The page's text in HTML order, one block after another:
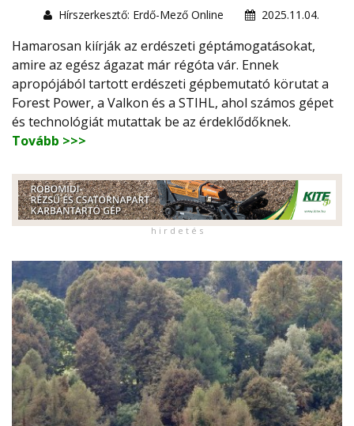
Hírszerkesztő: Erdő-Mező Online
2025.11.04.
Hamarosan kiírják az erdészeti géptámogatásokat,
amire az egész ágazat már régóta vár. Ennek
apropójából tartott erdészeti gépbemutató körutat a
Forest Power, a Valkon és a STIHL, ahol számos gépet
és technológiát mutattak be az érdeklődőknek.
Tovább >>>
h i r d e t é s